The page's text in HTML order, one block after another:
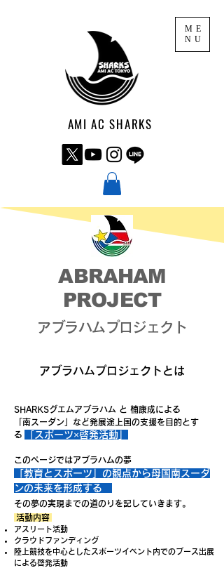
ME
NU
AMI AC SHARKS
ABRAHAM
PROJECT
​アブラハムプロジェクト
アブラハムプロジェクトとは
SHARKSグエムアブラハム と 楠康成による
「南スーダン」など発展途上国の支援を目的とす
る
「スポーツ×啓発活動」
このページではアブラハムの夢
「教育とスポーツ」の観点から母国南スーダ
ンの未来を形成する
その夢の実現までの道のりを記していきます。
活動内容
アスリート活動
クラウドファンディング
陸上競技を中心としたスポーツイベント内でのブース出展
による啓発活動